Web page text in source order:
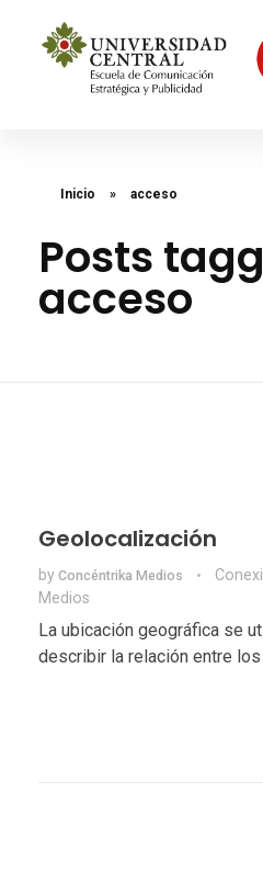
Inicio » acceso
Posts
acceso
Geolocalización
by Concéntrika Medios
Medios
La ubicación geográfica se
describir la relación entre